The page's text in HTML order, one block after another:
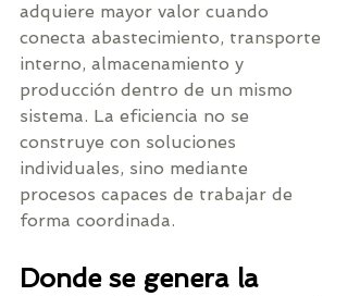
adquiere mayor valor cuando
conecta abastecimiento, transporte
interno, almacenamiento y
producción dentro de un mismo
sistema. La eficiencia no se
construye con soluciones
individuales, sino mediante
procesos capaces de trabajar de
forma coordinada.
Donde se genera la